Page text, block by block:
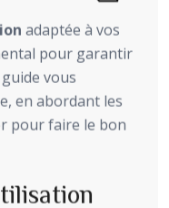
adaptée à vos
pour garantir
vous
en abordant les
pour faire le bon